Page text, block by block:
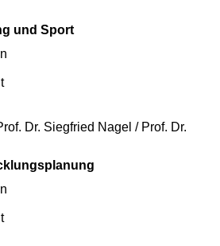
und Sport
Dr. Siegfried Nagel / Prof. Dr.